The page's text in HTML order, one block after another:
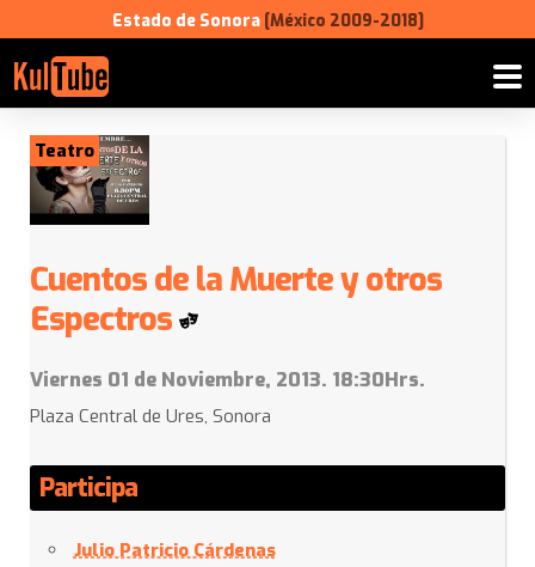
Estado de Sonora [México 2009-2018]
Teatro
Cuentos de la Muerte y otros
Espectros
Viernes 01 de Noviembre, 2013. 18:30Hrs.
Plaza Central de Ures, Sonora
Participa
Julio Patricio Cárdenas